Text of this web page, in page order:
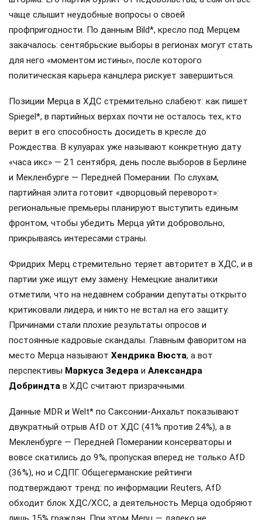
чаще слышит неудобные вопросы о своей
профпригодности. По данным Bild*, кресло под Мерцем
закачалось: сентябрьские выборы в регионах могут стать
для него «моментом истины», после которого
политическая карьера канцлера рискует завершиться.
Позиции Мерца в ХДС стремительно слабеют: как пишет
Spiegel*, в партийных верхах почти не осталось тех, кто
верит в его способность досидеть в кресле до
Рождества. В кулуарах уже называют конкретную дату
«часа икс» — 21 сентября, день после выборов в Берлине
и Мекленбурге — Передней Померании. По слухам,
партийная элита готовит «дворцовый переворот»:
региональные премьеры планируют выступить единым
фронтом, чтобы убедить Мерца уйти добровольно,
прикрываясь интересами страны.
Фридрих Мерц стремительно теряет авторитет в ХДС, и в
партии уже ищут ему замену. Немецкие аналитики
отметили, что на недавнем собрании депутаты открыто
критиковали лидера, и никто не встал на его защиту.
Причинами стали плохие результаты опросов и
постоянные кадровые скандалы. Главным фаворитом на
место Мерца называют Хендрика Вюста, а вот
перспективы Маркуса Зедера и Александра
Добриндта в ХДС считают призрачными.
Данные MDR и Welt* по Саксонии-Анхальт показывают
двукратный отрыв AfD от ХДС (41% против 24%), а в
Мекленбурге — Передней Померании консерваторы и
вовсе скатились до 9%, пропуская вперед не только AfD
(36%), но и СДПГ. Общегерманские рейтинги
подтверждают тренд: по информации Reuters, AfD
обходит блок ХДС/ХСС, а деятельность Мерца одобряют